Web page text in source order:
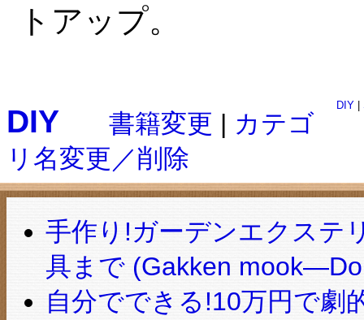
トアップ。
DIY |
DIY 書籍変更 | カテゴ
リ名変更／削除
手作り!ガーデンエクステ
具まで (Gakken
自分でできる!10万円で